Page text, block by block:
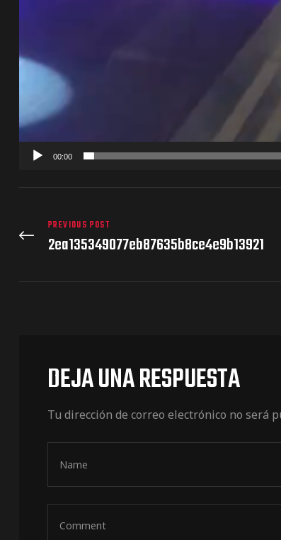
00:00
PREVIOUS POST
2ea135349077eb87635b8ce4e9b13921
DEJA UNA RESPUESTA
Tu dirección de correo electrónico no será